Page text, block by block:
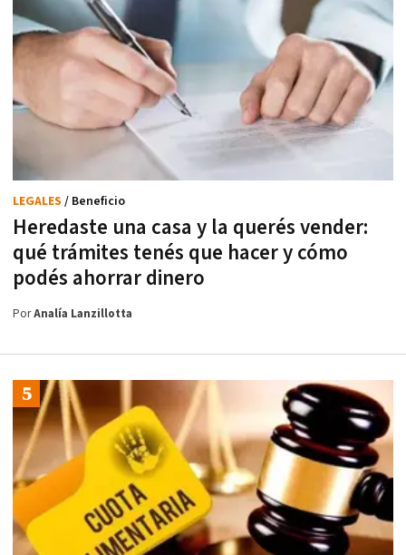
Heredaste una casa y la querés vender:
qué trámites tenés que hacer y cómo
podés ahorrar dinero
LEGALES / Beneficio
PorAnalía Lanzillotta